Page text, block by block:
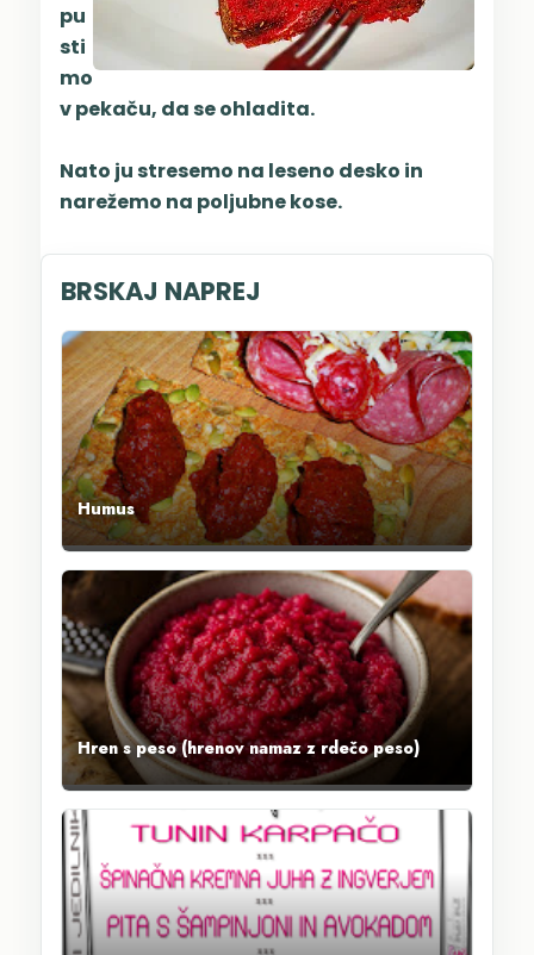
pu
sti
mo
v pekaču, da se ohladita.
Nato ju stresemo na leseno desko in
narežemo na poljubne kose.
BRSKAJ NAPREJ
Humus
Hren s peso (hrenov namaz z rdečo peso)